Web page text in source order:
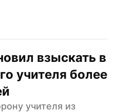
взыскать в
учителя более
учителя из